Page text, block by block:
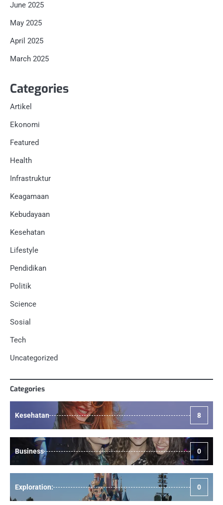
June 2025
May 2025
April 2025
March 2025
Categories
Artikel
Ekonomi
Featured
Health
Infrastruktur
Keagamaan
Kebudayaan
Kesehatan
Lifestyle
Pendidikan
Politik
Science
Sosial
Tech
Uncategorized
Categories
Kesehatan 8
Business 0
Exploration: 0